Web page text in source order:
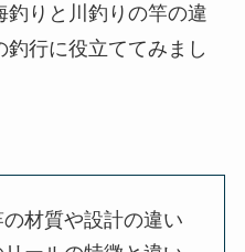
りと川釣りの竿の違
行に役立ててみまし
材質や設計の違い